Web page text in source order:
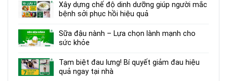
Xây dựng chế độ dinh dưỡng giúp người mắc
bệnh sởi phục hồi hiệu quả
Sữa đậu nành – Lựa chọn lành mạnh cho
sức khỏe
Tạm biệt đau lưng! Bí quyết giảm đau hiệu
quả ngay tại nhà